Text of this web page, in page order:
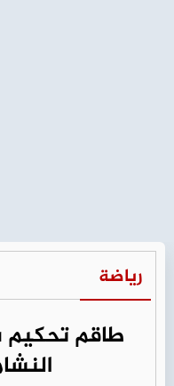
رياضة
طاقم تحكيم